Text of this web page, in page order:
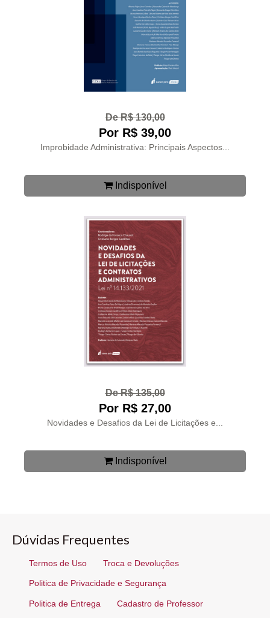
De R$ 130,00
Por R$ 39,00
Improbidade Administrativa: Principais Aspectos...
Indisponível
De R$ 135,00
Por R$ 27,00
Novidades e Desafios da Lei de Licitações e...
Indisponível
Dúvidas Frequentes
Termos de Uso Troca e Devoluções
Politica de Privacidade e Segurança
Politica de Entrega Cadastro de Professor